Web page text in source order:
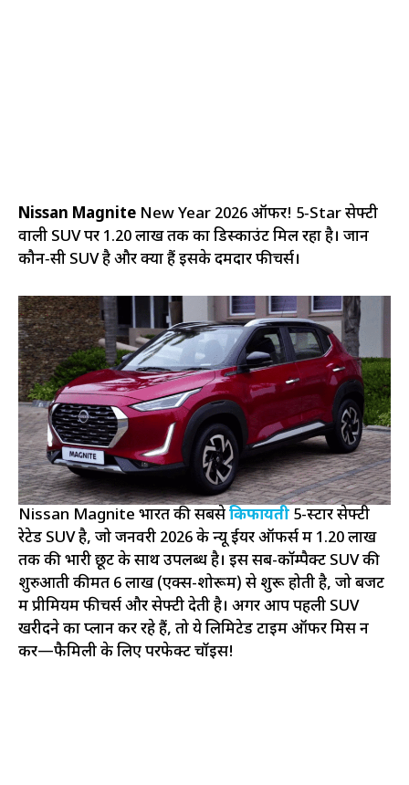
Nissan Magnite New Year 2026 ऑफर! 5‑Star सेफ्टी
वाली SUV पर ₹1.20 लाख तक का डिस्काउंट मिल रहा है। जानें
कौन‑सी SUV है और क्या हैं इसके दमदार फीचर्स।
Nissan Magnite भारत की सबसेकिफायती 5-स्टार सेफ्टी
रेटेड SUV है, जो जनवरी 2026 के न्यू ईयर ऑफर्स में ₹1.20 लाख
तक की भारी छूट के साथ उपलब्ध है। इस सब-कॉम्पैक्ट SUV की
शुरुआती कीमत ₹6 लाख (एक्स-शोरूम) से शुरू होती है, जो बजट
में प्रीमियम फीचर्स और सेफ्टी देती है। अगर आप पहली SUV
खरीदने का प्लान कर रहे हैं, तो ये लिमिटेड टाइम ऑफर मिस न
करें—फैमिली के लिए परफेक्ट चॉइस!